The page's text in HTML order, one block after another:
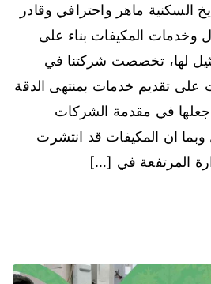
السكنية ماهر واحترافي وقادر
وخدمات المكيفات بناء على
لها، تخصصت شركتنا في
تقديم خدمات بمنتهى الدقة
جعلها في مقدمة الشركات
وبما ان المكيفات قد انتشرت
المرتفعة في […]